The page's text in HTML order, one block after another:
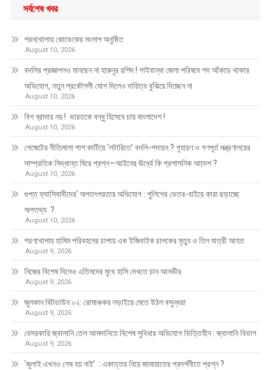
সর্বশেষ খবর
শরনখোলায় কোডেকের সংলাপ অনুষ্ঠিত
August 10, 2026
বদলির প্রজ্ঞাপনও মানছেন না হারুনুর রশিদ ! গাইবান্ধা জেলা পরিষদে পদ আঁকড়ে থাকার
অভিযোগ, নতুন প্রকৌশলী যোগ দিলেও দায়িত্ব বুঝিয়ে দিচ্ছেন না
August 10, 2026
বিগ ব্রাদার নয় ! ভারতকে বন্ধু হিসেবে চায় বাংলাদেশ !
August 10, 2026
গেজেটের নীতিমালা পাশ কাটিয়ে ‘লটারিতে’ বদলি-পদায়ন ? গৃহায়ণ ও গণপূর্ত মন্ত্রণালয়ের
সাম্প্রতিক সিদ্ধান্ত ঘিরে প্রশ্ন—আইনের ঊর্ধ্বে কি প্রশাসনিক আদেশ ?
August 10, 2026
গুপ্ত ফ্যাসিবাদীদের’ অপতৎপরতার অভিযোগ : পুলিশের ভেতর-বাইরে কারা ছড়াচ্ছে
অপতথ্য ?
August 10, 2026
শরণখোলায় হামিম পরিবহনের চাপায় এক ইজিবাইক চালকের মৃত্যু ও তিন যাত্রী আহত
August 9, 2026
নিজের বিশেষ দিনেও এতিমদের মুখে হাসি দেখতে চান আনভীর
August 9, 2026
জুলকান বিটডাউন ০২: রোমাঞ্চকর লড়াইয়ে মেতে উঠল বসুন্ধরা
August 9, 2026
বেসরকারি জ্বালানি তেল আমদানিতে বিশেষ সুবিধার অভিযোগ ভিত্তিহীন : জ্বালানি বিভাগ
August 9, 2026
‘জুলাই এখনও শেষ হয় নাই’ : একাত্তর নিয়ে জামায়াতের প্রদর্শনীতে প্রশ্ন ?